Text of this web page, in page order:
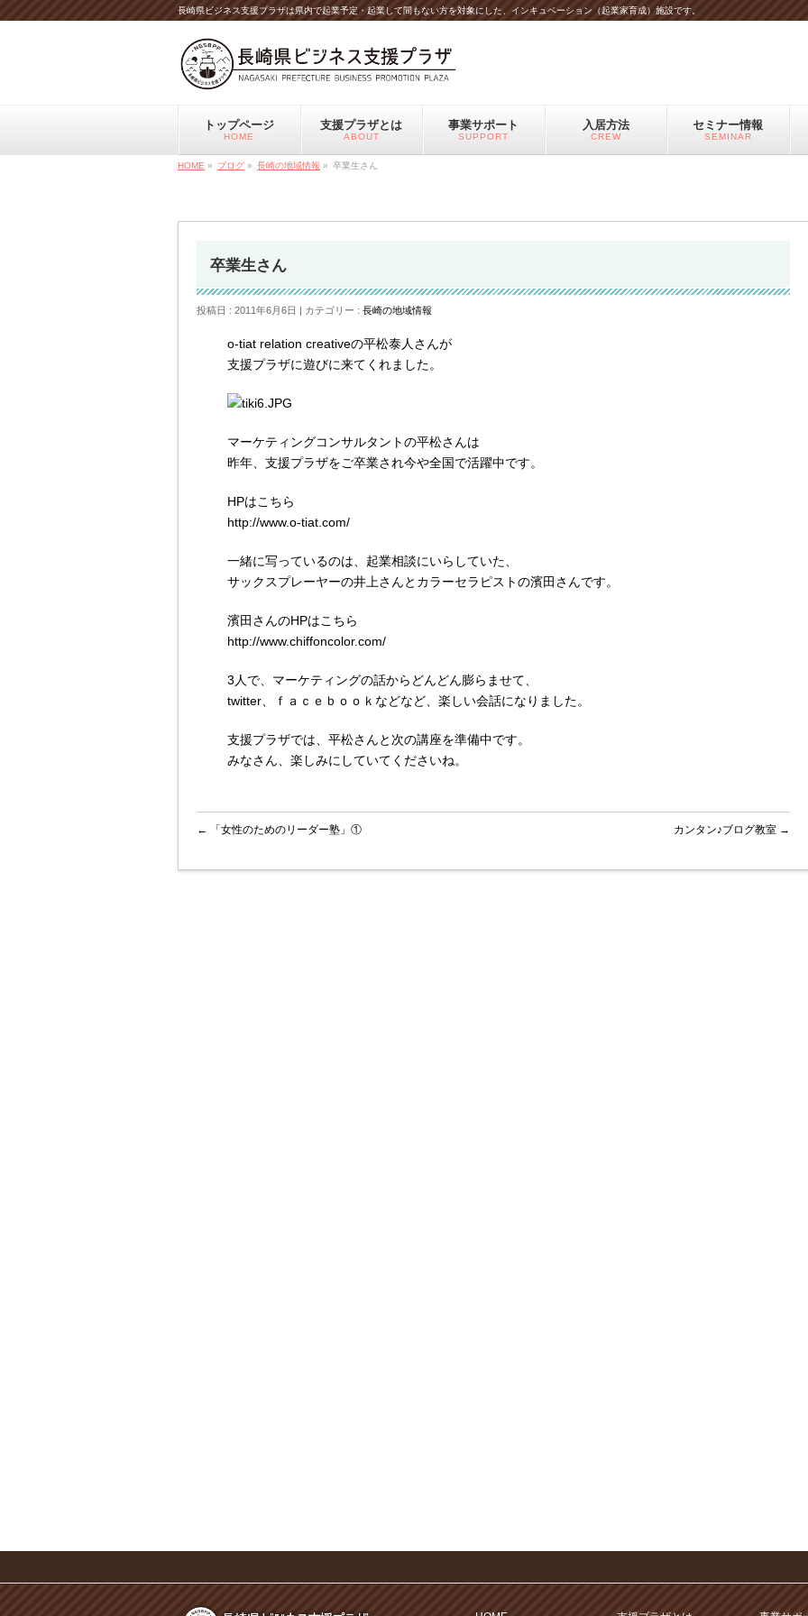
長崎県ビジネス支援プラザは県内で起業予定・起業して間もない方を対象にした、インキュベーション（起業家育成）施設です。
トップページ
HOME
支援プラザとは
ABOUT
事業サポート
SUPPORT
入居方法
CREW
セミナー情報
SEMINAR
HOME » ブログ » 長崎の地域情報 » 卒業生さん
卒業生さん
投稿日 : 2011年6月6日 カテゴリー : 長崎の地域情報
o-tiat relation creativeの平松泰人さんが
支援プラザに遊びに来てくれました。
マーケティングコンサルタントの平松さんは
昨年、支援プラザをご卒業され今や全国で活躍中です。
HPはこちら
http://www.o-tiat.com/
一緒に写っているのは、起業相談にいらしていた、
サックスプレーヤーの井上さんとカラーセラピストの濱田さんです。
濱田さんのHPはこちら
http://www.chiffoncolor.com/
3人で、マーケティングの話からどんどん膨らませて、
twitter、ｆａｃｅｂｏｏｋなどなど、楽しい会話になりました。
支援プラザでは、平松さんと次の講座を準備中です。
みなさん、楽しみにしていてくださいね。
← 「女性のためのリーダー塾」① カンタン♪ブログ教室 →